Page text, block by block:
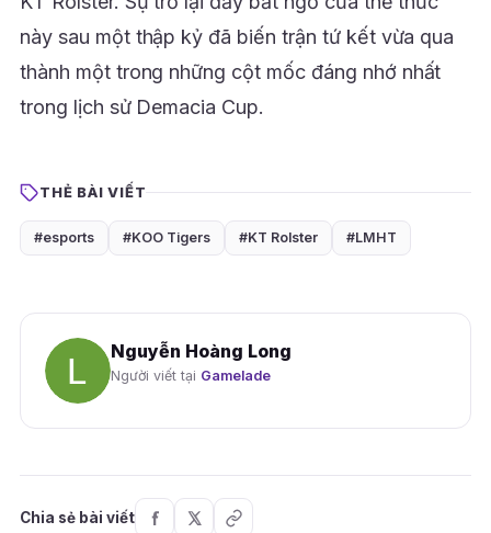
này sau một thập kỷ đã biến trận tứ kết vừa qua
thành một trong những cột mốc đáng nhớ nhất
trong lịch sử Demacia Cup.
THẺ BÀI VIẾT
#esports #KOO Tigers #KT Rolster #LMHT
Nguyễn Hoàng Long
Người viết tại Gamelade
Chia sẻ bài viết